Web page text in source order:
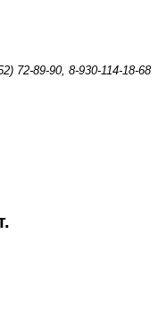
72-89-90, 8-930-114-18-68